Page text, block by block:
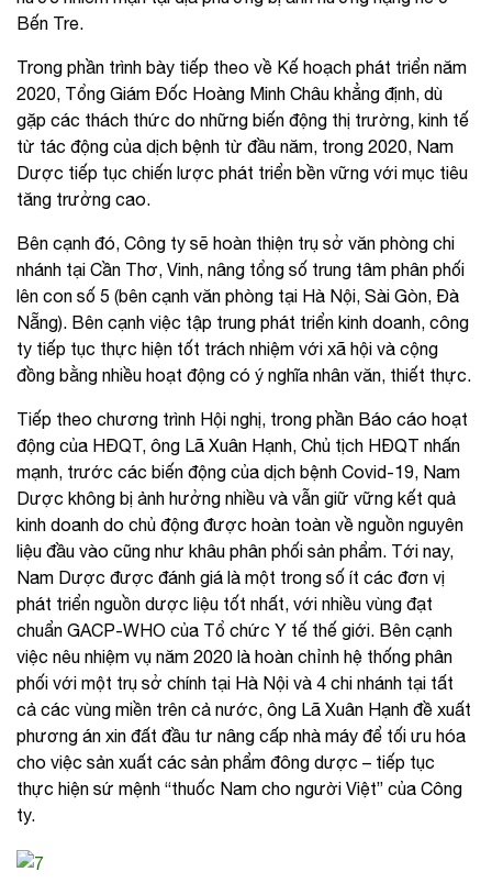
Bến Tre.
Trong phần trình bày tiếp theo về Kế hoạch phát triển năm
2020, Tổng Giám Đốc Hoàng Minh Châu khẳng định, dù
gặp các thách thức do những biến động thị trường, kinh tế
từ tác động của dịch bệnh từ đầu năm, trong 2020, Nam
Dược tiếp tục chiến lược phát triển bền vững với mục tiêu
tăng trưởng cao.
Bên cạnh đó, Công ty sẽ hoàn thiện trụ sở văn phòng chi
nhánh tại Cần Thơ, Vinh, nâng tổng số trung tâm phân phối
lên con số 5 (bên cạnh văn phòng tại Hà Nội, Sài Gòn, Đà
Nẵng). Bên cạnh việc tập trung phát triển kinh doanh, công
ty tiếp tục thực hiện tốt trách nhiệm với xã hội và cộng
đồng bằng nhiều hoạt động có ý nghĩa nhân văn, thiết thực.
Tiếp theo chương trình Hội nghị, trong phần Báo cáo hoạt
động của HĐQT, ông Lã Xuân Hạnh, Chủ tịch HĐQT nhấn
mạnh, trước các biến động của dịch bệnh Covid-19, Nam
Dược không bị ảnh hưởng nhiều và vẫn giữ vững kết quả
kinh doanh do chủ động được hoàn toàn về nguồn nguyên
liệu đầu vào cũng như khâu phân phối sản phẩm. Tới nay,
Nam Dược được đánh giá là một trong số ít các đơn vị
phát triển nguồn dược liệu tốt nhất, với nhiều vùng đạt
chuẩn GACP-WHO của Tổ chức Y tế thế giới. Bên cạnh
việc nêu nhiệm vụ năm 2020 là hoàn chỉnh hệ thống phân
phối với một trụ sở chính tại Hà Nội và 4 chi nhánh tại tất
cả các vùng miền trên cả nước, ông Lã Xuân Hạnh đề xuất
phương án xin đất đầu tư nâng cấp nhà máy để tối ưu hóa
cho việc sản xuất các sản phẩm đông dược – tiếp tục
thực hiện sứ mệnh “thuốc Nam cho người Việt” của Công
ty.